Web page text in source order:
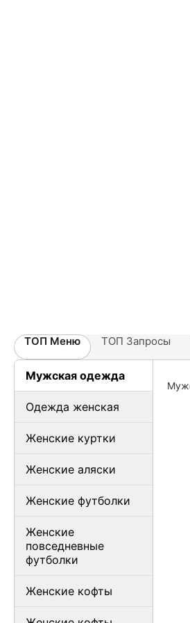
ТОП Меню ТОП Запросы
Мужская одежда
Одежда женская
Женские куртки
Женские аляски
Женские футболки
Женские
повседневные
футболки
Женские кофты